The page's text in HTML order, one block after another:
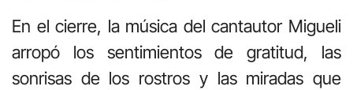
En el cierre, la música del cantautor Migueli
arropó los sentimientos de gratitud, las
sonrisas de los rostros y las miradas que